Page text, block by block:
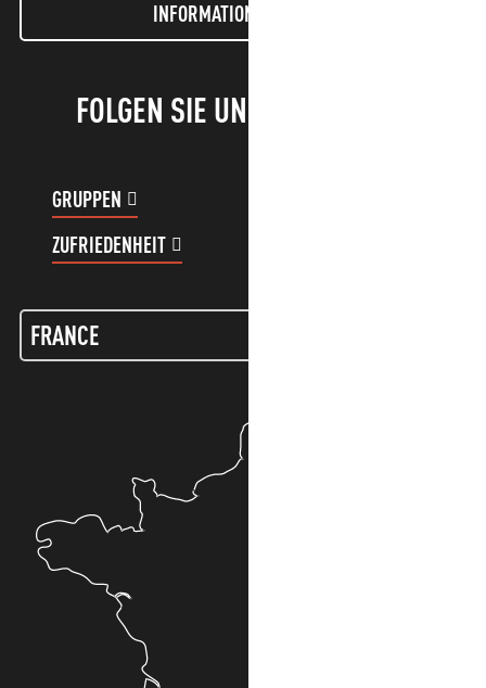
INFORMATIONEN LETTER
FOLGEN SIE UNS!
GRUPPEN
ZUFRIEDENHEIT